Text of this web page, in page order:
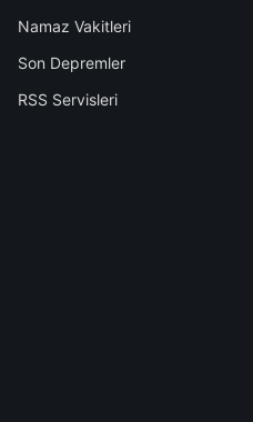
Namaz Vakitleri
Son Depremler
RSS Servisleri